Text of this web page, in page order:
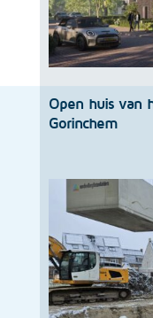
Open huis van
Gorinchem